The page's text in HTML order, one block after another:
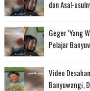
dan Asal-
Geger ‘Yang
Pelajar
Video
Banyuwangi,